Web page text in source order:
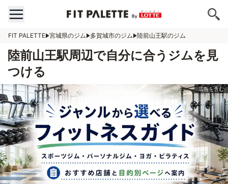
FIT PALETTE 宮城県のジム 多賀城市のジム 陸前山王駅のジム
陸前山王駅周辺で自分に合うジムを見
つける